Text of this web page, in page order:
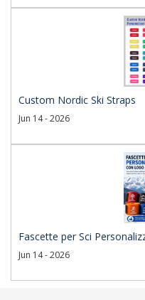
Custom Nordic Ski Straps
Jun 14 - 2026
Fascette per Sci
Jun 14 - 2026